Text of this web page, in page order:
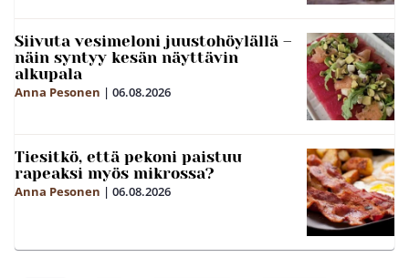
Siivuta vesimeloni juustohöylällä –
näin syntyy kesän näyttävin
alkupala
Anna Pesonen | 06.08.2026
Tiesitkö, että pekoni paistuu
rapeaksi myös mikrossa?
Anna Pesonen | 06.08.2026